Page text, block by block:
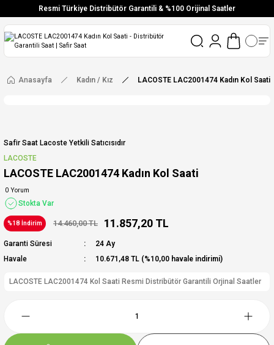
Resmi Türkiye Distribütör Garantili & %100 Orijinal Saatler
Vade Farksız 6 Taksit
Ücretsiz Kargo
Anasayfa Kadın / Kız LACOSTE LAC2001474 Kadın Kol Saati
Safir Saat Lacoste Yetkili Satıcısıdır
LACOSTE
LACOSTE LAC2001474 Kadın Kol Saati
0 Yorum
Stokta Var
%18 İndirim 14.460,00 TL 11.857,20 TL
Garanti Süresi
24 Ay
Havale
10.671,48 TL (%10,00 havale indirimi)
LACOSTE LAC2001474 Kol Saati Resmi Distribütör Garantili Orjinal Saatler